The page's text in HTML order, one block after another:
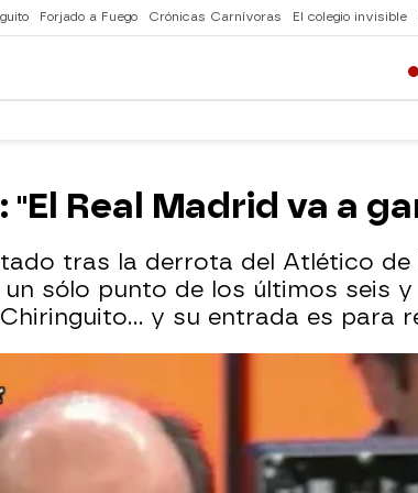
Forjado a Fuego Crónicas Carnívoras El colegio invisible
Real Madrid va a
tras la derrota del Atlético de
sólo punto de los últimos seis
y su entrada es para